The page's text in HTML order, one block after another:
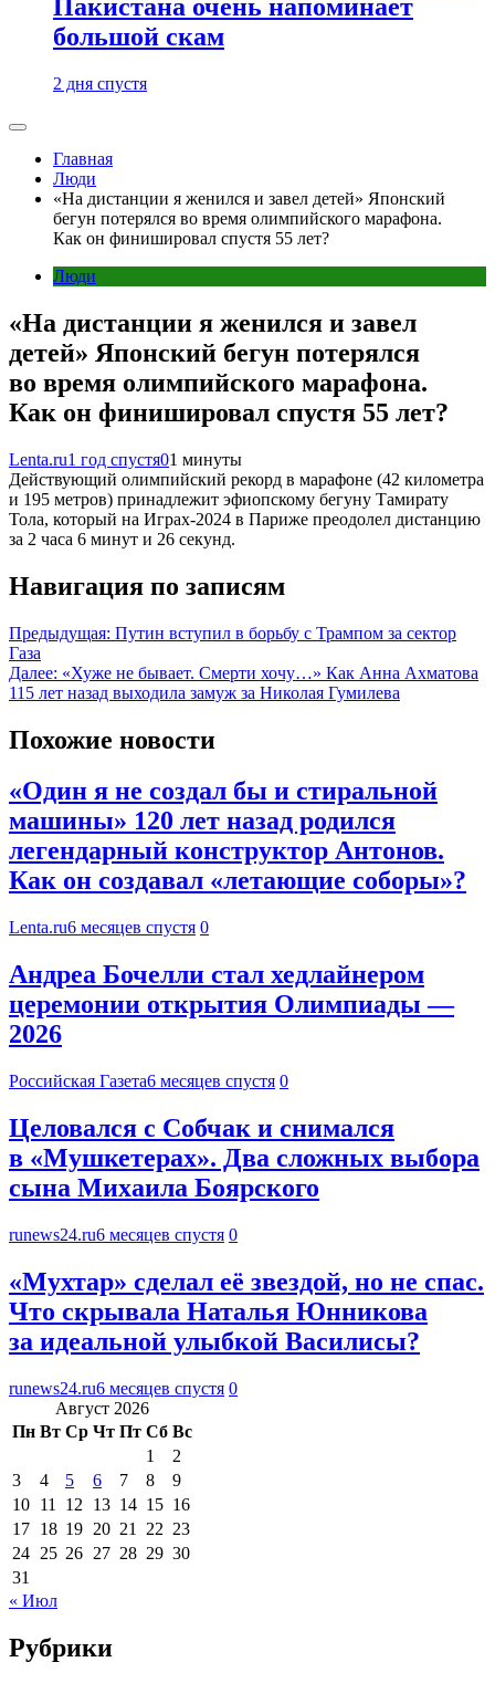
Пакистана очень напоминает
большой скам
2 дня спустя
Главная
Люди
«На дистанции я женился и завел детей» Японский
бегун потерялся во время олимпийского марафона.
Как он финишировал спустя 55 лет?
Люди
«На дистанции я женился и завел
детей» Японский бегун потерялся
во время олимпийского марафона.
Как он финишировал спустя 55 лет?
Lenta.ru1 год спустя01 минуты
Действующий олимпийский рекорд в марафоне (42 километра
и 195 метров) принадлежит эфиопскому бегуну Тамирату
Тола, который на Играх-2024 в Париже преодолел дистанцию
за 2 часа 6 минут и 26 секунд.
Навигация по записям
Предыдущая: Путин вступил в борьбу с Трампом за сектор
Газа
Далее: «Хуже не бывает. Смерти хочу…» Как Анна Ахматова
115 лет назад выходила замуж за Николая Гумилева
Похожие новости
«Один я не создал бы и стиральной
машины» 120 лет назад родился
легендарный конструктор Антонов.
Как он создавал «летающие соборы»?
Lenta.ru6 месяцев спустя 0
Андреа Бочелли стал хедлайнером
церемонии открытия Олимпиады —
2026
Российская Газета6 месяцев спустя 0
Целовался с Собчак и снимался
в «Мушкетерах». Два сложных выбора
сына Михаила Боярского
runews24.ru6 месяцев спустя 0
«Мухтар» сделал её звездой, но не спас.
Что скрывала Наталья Юнникова
за идеальной улыбкой Василисы?
runews24.ru6 месяцев спустя 0
Август 2026
Пн Вт Ср Чт Пт Сб Вс
1
2
3
4 5 6 7 8
9
10 11 12 13 14 15 16
17 18 19 20 21 22 23
24 25 26 27 28 29 30
31
« Июл
Рубрики